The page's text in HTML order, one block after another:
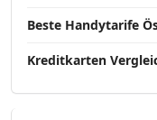
Beste Handytarife
Kreditkarten